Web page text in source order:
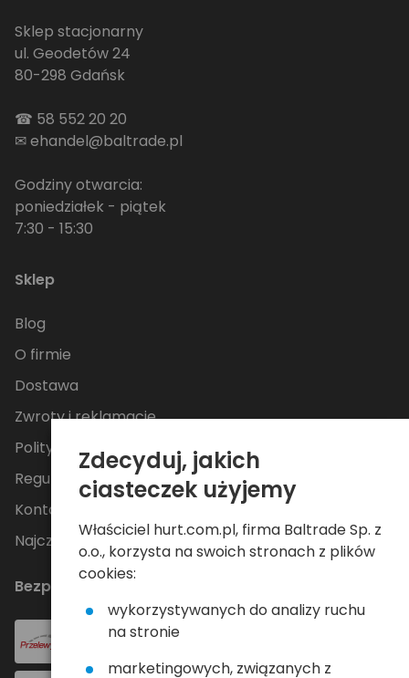
Sklep stacjonarny
ul. Geodetów 24
80-298 Gdańsk
☎ 58 552 20 20
✉ehandel@baltrade.pl
Godziny otwarcia:
poniedziałek - piątek
7:30 - 15:30
Sklep
Blog
O firmie
Dostawa
Zwroty i reklamacje
Polityka Prywatności
Regulamin
Kontakt
Najczęściej zadawane pytania
Bezpieczne płatności
Zdecyduj, jakich
ciasteczek użyjemy
Właściciel hurt.com.pl, firma Baltrade Sp. z
o.o., korzysta na swoich stronach z plików
cookies:
wykorzystywanych do analizy ruchu
na stronie
marketingowych, związanych z